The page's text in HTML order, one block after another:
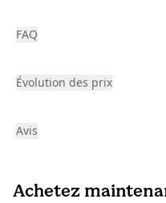
FAQ
Évolution des prix
Avis
Achetez